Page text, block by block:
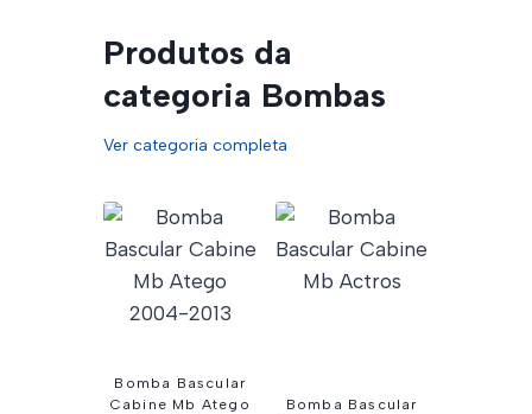
Produtos da
categoria Bombas
Ver categoria completa
Bomba Bascular
Cabine Mb Atego
Bomba Bascular